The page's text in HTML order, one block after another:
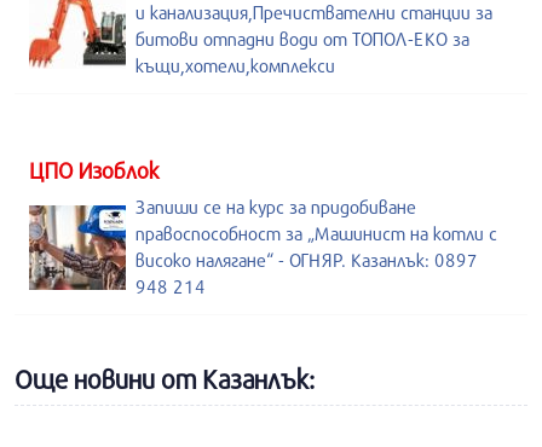
и канализация,Пречиствателни станции за
битови отпадни води от ТОПОЛ-ЕКО за
къщи,хотели,комплекси
ЦПО Изоблок
Запиши се на курс за придобиване
правоспособност за „Машинист на котли с
високо налягане“ - ОГНЯР. Казанлък: 0897
948 214
Още новини от Казанлък: